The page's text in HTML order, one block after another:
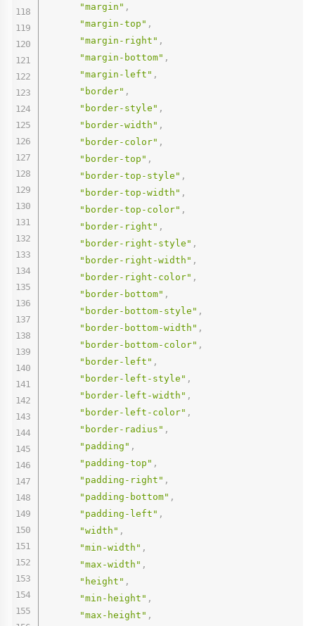
"margin" ,
"margin-top" ,
"margin-right" ,
"margin-bottom" ,
"margin-left" ,
"border" ,
"border-style" ,
"border-width" ,
"border-color" ,
"border-top" ,
"border-top-style" ,
"border-top-width" ,
"border-top-color" ,
"border-right" ,
"border-right-style" ,
"border-right-width" ,
"border-right-color" ,
"border-bottom" ,
"border-bottom-style" ,
"border-bottom-width" ,
"border-bottom-color" ,
"border-left" ,
"border-left-style" ,
"border-left-width" ,
"border-left-color" ,
"border-radius" ,
"padding" ,
"padding-top" ,
"padding-right" ,
"padding-bottom" ,
"padding-left" ,
"width" ,
"min-width" ,
"max-width" ,
"height" ,
"min-height" ,
"max-height" ,